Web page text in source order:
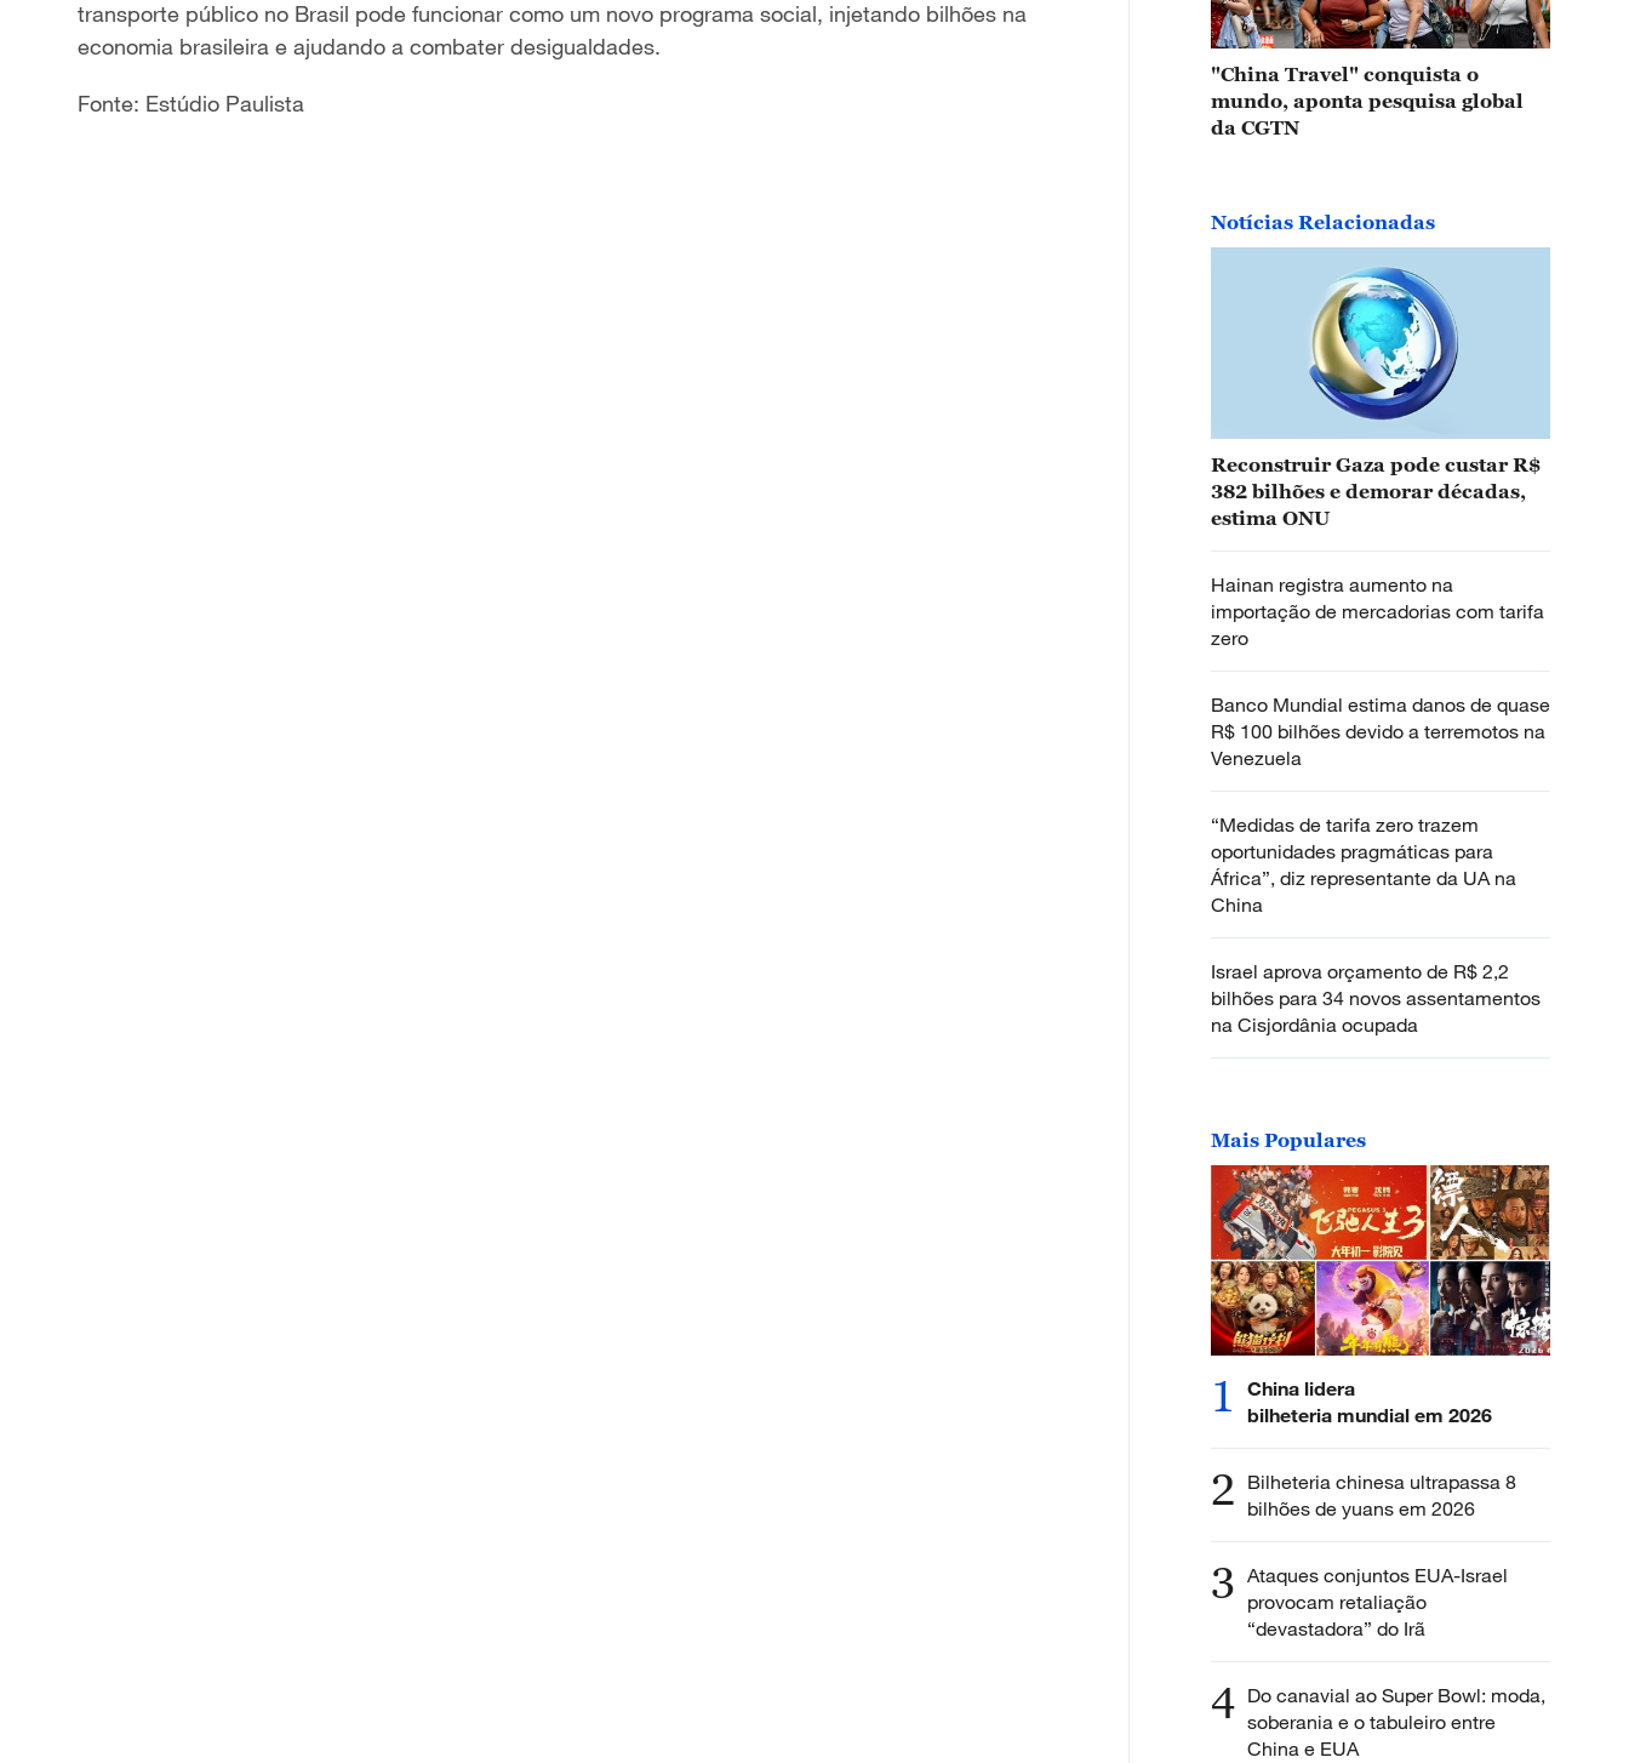
a
y
transporte público no Brasil pode funcionar como um novo programa social, injetando bilhões na
economia brasileira e ajudando a combater desigualdades.
Fonte: Estúdio Paulista
"China Travel" conquista o
mundo, aponta pesquisa global
da CGTN
Notícias Relacionadas
Reconstruir Gaza pode custar R$
382 bilhões e demorar décadas,
estima ONU
Hainan registra aumento na
importação de mercadorias com tarifa
zero
Banco Mundial estima danos de quase
R$ 100 bilhões devido a terremotos na
Venezuela
“Medidas de tarifa zero trazem
oportunidades pragmáticas para
África”, diz representante da UA na
China
Israel aprova orçamento de R$ 2,2
bilhões para 34 novos assentamentos
na Cisjordânia ocupada
Mais Populares
1
China lidera
bilheteria mundial em 2026
2 Bilheteria chinesa ultrapassa 8
bilhões de yuans em 2026
3 Ataques conjuntos EUA-Israel
provocam retaliação
“devastadora” do Irã
4 Do canavial ao Super Bowl: moda,
soberania e o tabuleiro entre
China e EUA